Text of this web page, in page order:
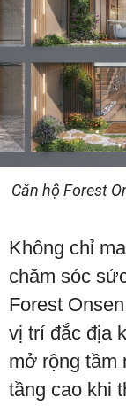
Căn hộ Forest
Không chỉ
chăm sóc
Forest
vị trí đắc địa
mở rộng tầm
tầng cao khi